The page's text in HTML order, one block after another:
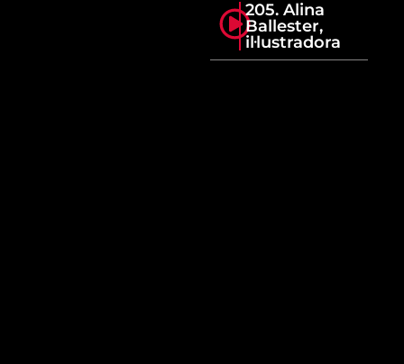
205. Alina
Ballester,
il·lustradora